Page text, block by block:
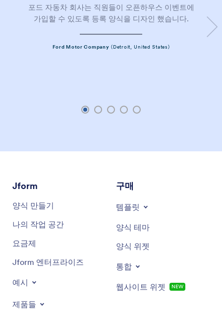
포드 자동차 회사는 직원들이 오픈하우스 이벤트에
가입할 수 있도록 등록 양식을 디자인 했습니다.
Ford Motor Company (Detroit, United States)
Jform
양식 만들기
나의 작업 공간
요금제
Jform 엔터프라이즈
예시
제품들
구매
템플릿
양식 테마
양식 위젯
통합
웹사이트 위젯 NEW